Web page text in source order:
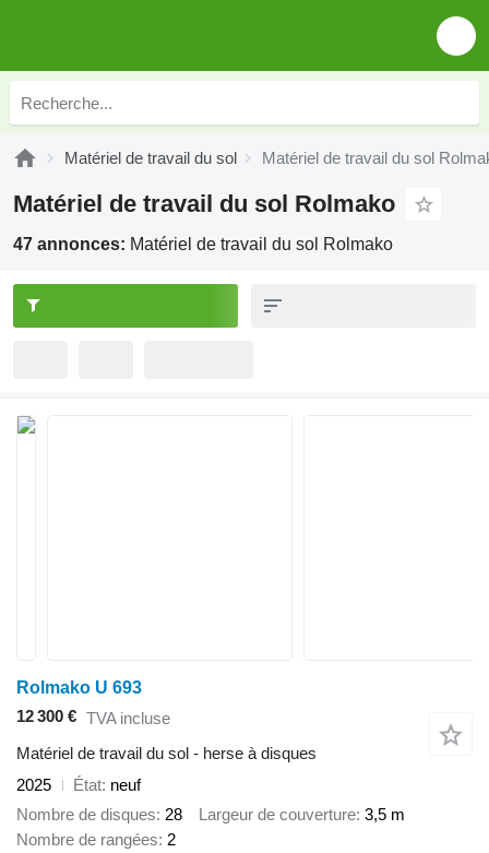
Matériel de travail du sol Matériel de travail du sol
Matériel de travail du sol Rolmako
47 annonces: Matériel de travail du sol Rolmako
Rolmako U 693
12 300 € TVA incluse
Matériel de travail du sol - herse à disques
2025
État neuf
Nombre de disques 28 Largeur de couverture 3,5 m
Nombre de rangées 2